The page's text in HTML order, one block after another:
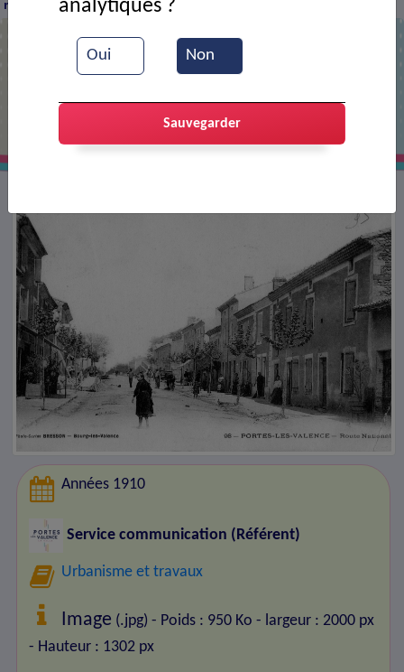
route principale
Années 1910
Service communication (Référent)
Urbanisme et travaux
Image (.jpg) - Poids : 950 Ko - largeur : 2000 px
- Hauteur : 1302 px
Oui Non
analytiques ?
Sauvegarder